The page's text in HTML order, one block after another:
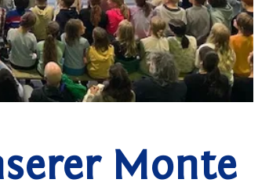
Monte